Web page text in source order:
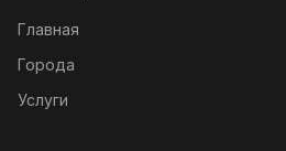
Главная
Города
Услуги